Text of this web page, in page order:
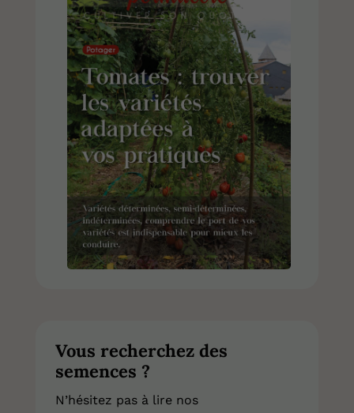
Vous recherchez des
semences ?
N’hésitez pas à lire nos